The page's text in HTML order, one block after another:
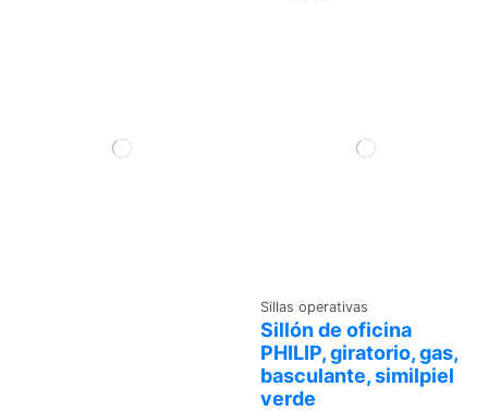
Sillas operativas
Sillón de oficina
PHILIP, giratorio, gas,
basculante, similpiel
verde